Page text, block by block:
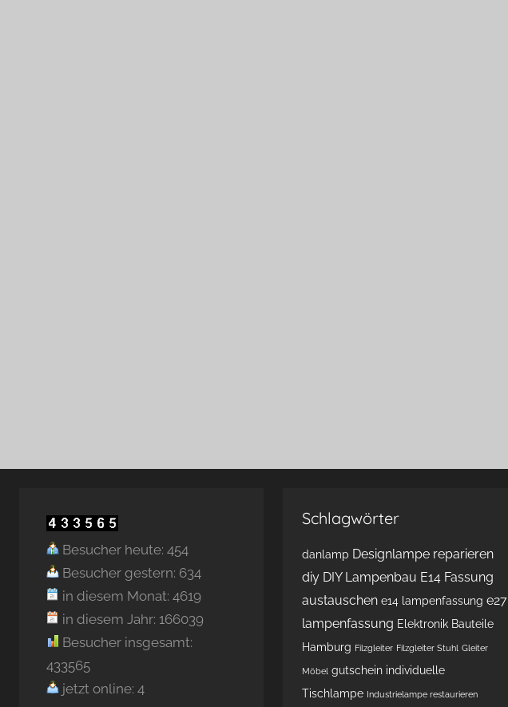
Besucher heute: 454
Besucher gestern: 634
in diesem Monat: 4619
in diesem Jahr: 166039
Besucher insgesamt:
433565
jetzt online: 4
Schlagwörter
danlamp Designlampe reparieren
diy DIY Lampenbau E14 Fassung
austauschen e14 lampenfassung e27
lampenfassung Elektronik Bauteile
Hamburg Filzgleiter Filzgleiter Stuhl Gleiter
Möbel gutschein individuelle
Tischlampe Industrielampe restaurieren